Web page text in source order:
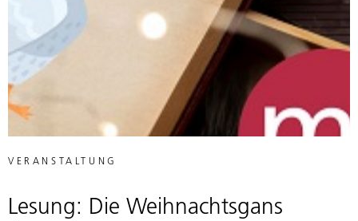
VERANSTALTUNG
Lesung: Die Weihnachtsgans